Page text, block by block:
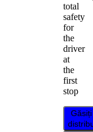
total
safety
for
the
driver
at
the
first
stop